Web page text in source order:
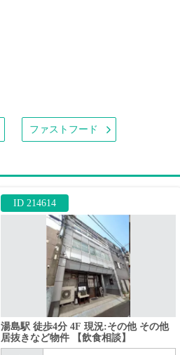
ファストフード
ID 214614
湯島駅 徒歩4分 4F 現況:その他 その他
居抜きなど物件 【飲食相談】